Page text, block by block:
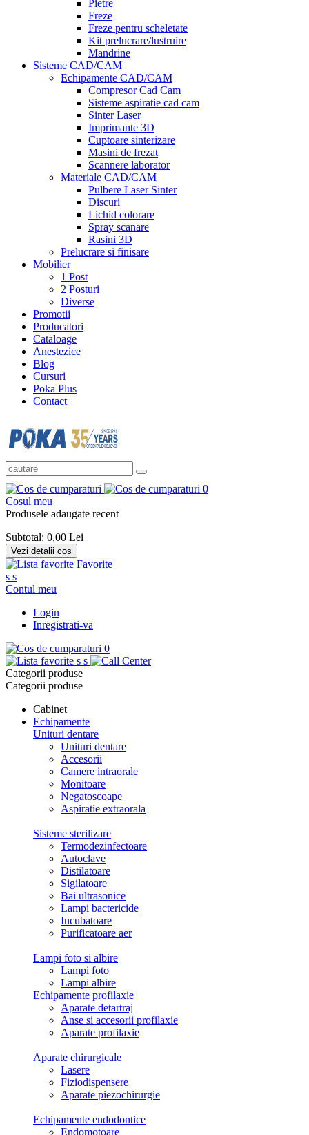
Pietre
Freze
Freze pentru scheletate
Kit prelucrare/lustruire
Mandrine
Sisteme CAD/CAM
Echipamente CAD/CAM
Compresor Cad Cam
Sisteme aspiratie cad cam
Sinter Laser
Imprimante 3D
Cuptoare sinterizare
Masini de frezat
Scannere laborator
Materiale CAD/CAM
Pulbere Laser Sinter
Discuri
Lichid colorare
Spray scanare
Rasini 3D
Prelucrare si finisare
Mobilier
1 Post
2 Posturi
Diverse
Promotii
Producatori
Cataloage
Anestezice
Blog
Cursuri
Poka Plus
Contact
0
Cosul meu
Produsele adaugate recent
Subtotal: 0,00 Lei
Vezi detalii cos
Favorite
s s
Contul meu
Login
Inregistrati-va
0
s s
Categorii produse
Categorii produse
Cabinet
Echipamente
Unituri dentare
Unituri dentare
Accesorii
Camere intraorale
Monitoare
Negatoscoape
Aspiratie extraorala
Sisteme sterilizare
Termodezinfectoare
Autoclave
Distilatoare
Sigilatoare
Bai ultrasonice
Lampi bactericide
Incubatoare
Purificatoare aer
Lampi foto si albire
Lampi foto
Lampi albire
Echipamente profilaxie
Aparate detartraj
Anse si accesorii profilaxie
Aparate profilaxie
Aparate chirurgicale
Lasere
Fiziodispensere
Aparate piezochirurgie
Echipamente endodontice
Endomotoare